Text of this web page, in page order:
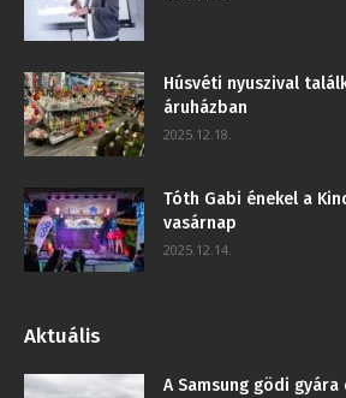
Húsvéti nyuszival
áruházban
2025.12.18.
Tóth Gabi énekel a
vasárnap
2025.12.14.
Aktuális
A Samsung gödi